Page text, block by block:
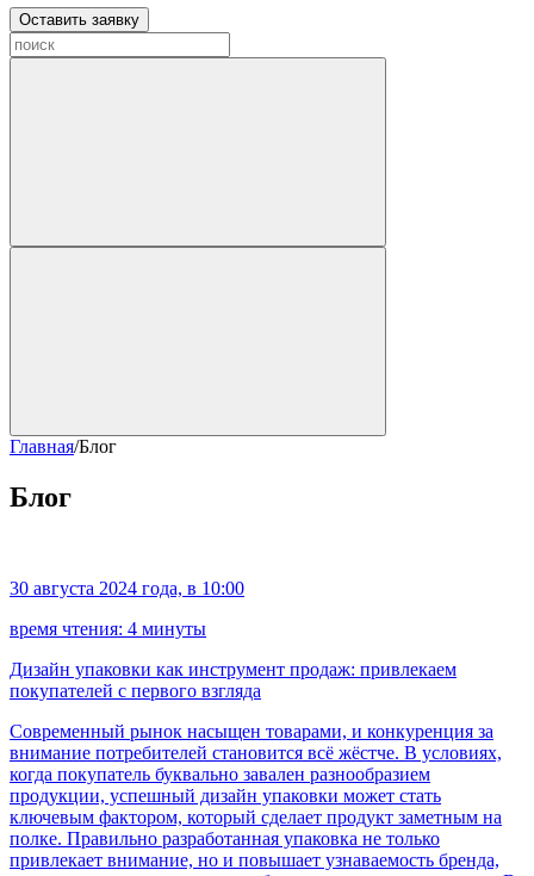
Оставить заявку
Главная/Блог
Блог
30 августа 2024 года, в 10:00
время чтения: 4 минуты
Дизайн упаковки как инструмент продаж: привлекаем
покупателей с первого взгляда
Современный рынок насыщен товарами, и конкуренция за
внимание потребителей становится всё жёстче. В условиях,
когда покупатель буквально завален разнообразием
продукции, успешный дизайн упаковки может стать
ключевым фактором, который сделает продукт заметным на
полке. Правильно разработанная упаковка не только
привлекает внимание, но и повышает узнаваемость бренда,